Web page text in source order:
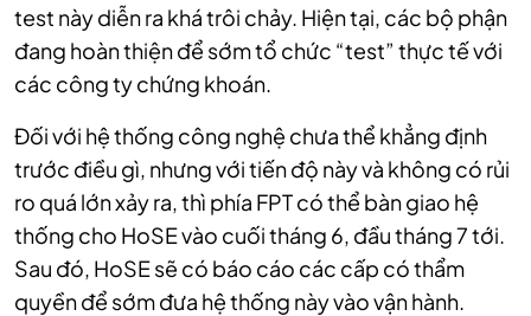
test này diễn ra khá trôi chảy. Hiện tại, các bộ phận
đang hoàn thiện để sớm tổ chức “test” thực tế với
các công ty chứng khoán.
Đối với hệ thống công nghệ chưa thể khẳng định
trước điều gì, nhưng với tiến độ này và không có rủi
ro quá lớn xảy ra, thì phía FPT có thể bàn giao hệ
thống cho HoSE vào cuối tháng 6, đầu tháng 7 tới.
Sau đó, HoSE sẽ có báo cáo các cấp có thẩm
quyền để sớm đưa hệ thống này vào vận hành.